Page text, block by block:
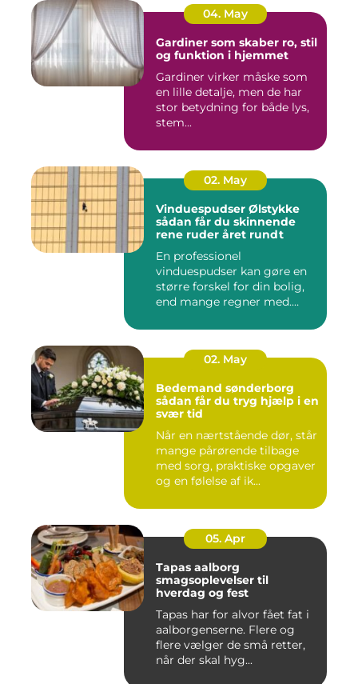
04. May
Gardiner som skaber ro, stil
og funktion i hjemmet
Gardiner virker måske som
en lille detalje, men de har
stor betydning for både lys,
stem...
02. May
Vinduespudser Ølstykke
sådan får du skinnende
rene ruder året rundt
En professionel
vinduespudser kan gøre en
større forskel for din bolig,
end mange regner med.
02. May
Bedemand sønderborg
sådan får du tryg hjælp i en
svær tid
Når en nærtstående dør, står
mange pårørende tilbage
med sorg, praktiske opgaver
og en følelse af ik...
05. Apr
Tapas aalborg
smagsoplevelser til
hverdag og fest
Tapas har for alvor fået fat i
aalborgenserne. Flere og
flere vælger de små retter,
når der skal hyg...